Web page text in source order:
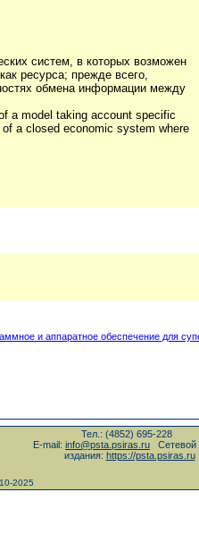
систем, в которых возможен
ресурса; прежде всего,
обмена информации между
a model taking account specific
a closed economic system where
и аппаратное обеспечение для
Тел.: (4852) 695-228
E-mail: info@psta.psiras.ru Сетевой
издания: https://psta.psiras.ru
2025